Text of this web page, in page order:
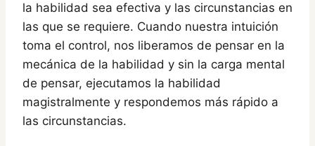
la habilidad sea efectiva y las circunstancias en
las que se requiere. Cuando nuestra intuición
toma el control, nos liberamos de pensar en la
mecánica de la habilidad y sin la carga mental
de pensar, ejecutamos la habilidad
magistralmente y respondemos más rápido a
las circunstancias.